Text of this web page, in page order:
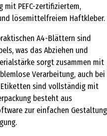
mit PEFC-zertifiziertem,
lösemittelfreiem Haftkleber.
A4-Blättern sind
was das Abziehen und
sorgt zusammen mit
Verarbeitung, auch bei
Etiketten sind vollständig mit
besteht aus
zur einfachen Gestaltung